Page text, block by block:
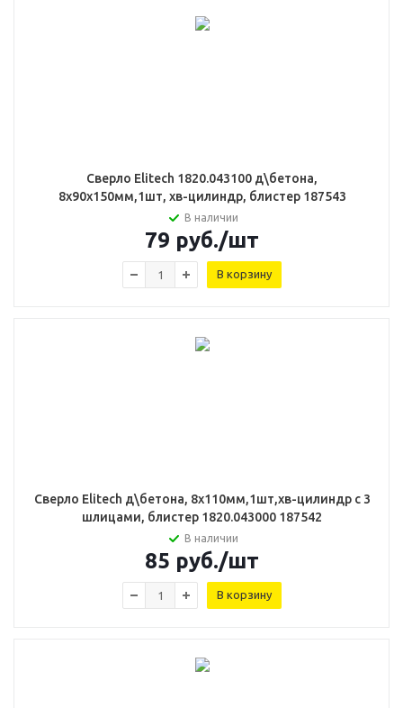
Сверло Elitech 1820.043100 д\бетона,
8x90х150мм,1шт, хв-цилиндр, блистер 187543
В наличии
79 руб./шт
В корзину
Сверло Elitech д\бетона, 8х110мм,1шт,хв-цилиндр с 3
шлицами, блистер 1820.043000 187542
В наличии
85 руб./шт
В корзину